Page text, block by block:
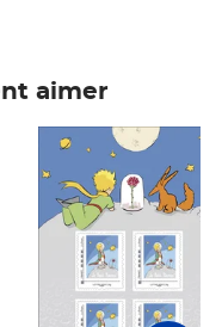
aimer
Prix 7,50€